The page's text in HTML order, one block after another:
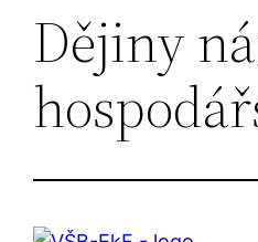
Dějiny